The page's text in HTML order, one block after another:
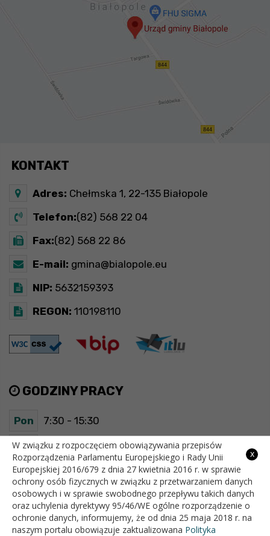
KONTAKT
Adres: Chełmska 1, 22-135 Białopole
Telefon:(82) 568 22 04
Fax:(82) 568 22 86
E-mail: gmina@bialopole.eu
NIP: 5632159393
REGON: 110198110
GODZINY PRACY
Pon 7:30 - 15:30
Wt 7:30 - 15:30
Śr 7:30 - 15:30
Czw 7:30 - 15:30
Pt 7:30 - 15:30
x
W związku z rozpoczęciem obowiązywania przepisów
Rozporządzenia Parlamentu Europejskiego i Rady Unii
Europejskiej 2016/679 z dnia 27 kwietnia 2016 r. w sprawie
ochrony osób fizycznych w związku z przetwarzaniem danych
osobowych i w sprawie swobodnego przepływu takich danych
oraz uchylenia dyrektywy 95/46/WE ogólne rozporządzenie o
ochronie danych, informujemy, że od dnia 25 maja 2018 r. na
naszym portalu obowiązuje zaktualizowana Polityka